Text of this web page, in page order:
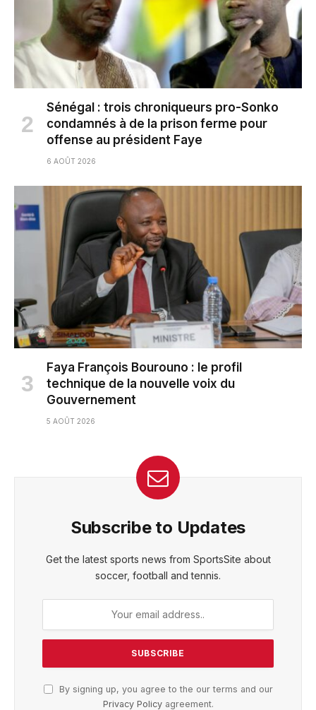
Sénégal : trois chroniqueurs pro-Sonko
condamnés à de la prison ferme pour
offense au président Faye
6 AOÛT 2026
Faya François Bourouno : le profil
technique de la nouvelle voix du
Gouvernement
5 AOÛT 2026
Subscribe to Updates
Get the latest sports news from SportsSite about
soccer, football and tennis.
By signing up, you agree to the our terms and our
Privacy Policyagreement.